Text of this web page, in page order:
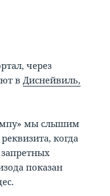
через
в Диснейвиль,
мы слышим
когда
запретных
показан